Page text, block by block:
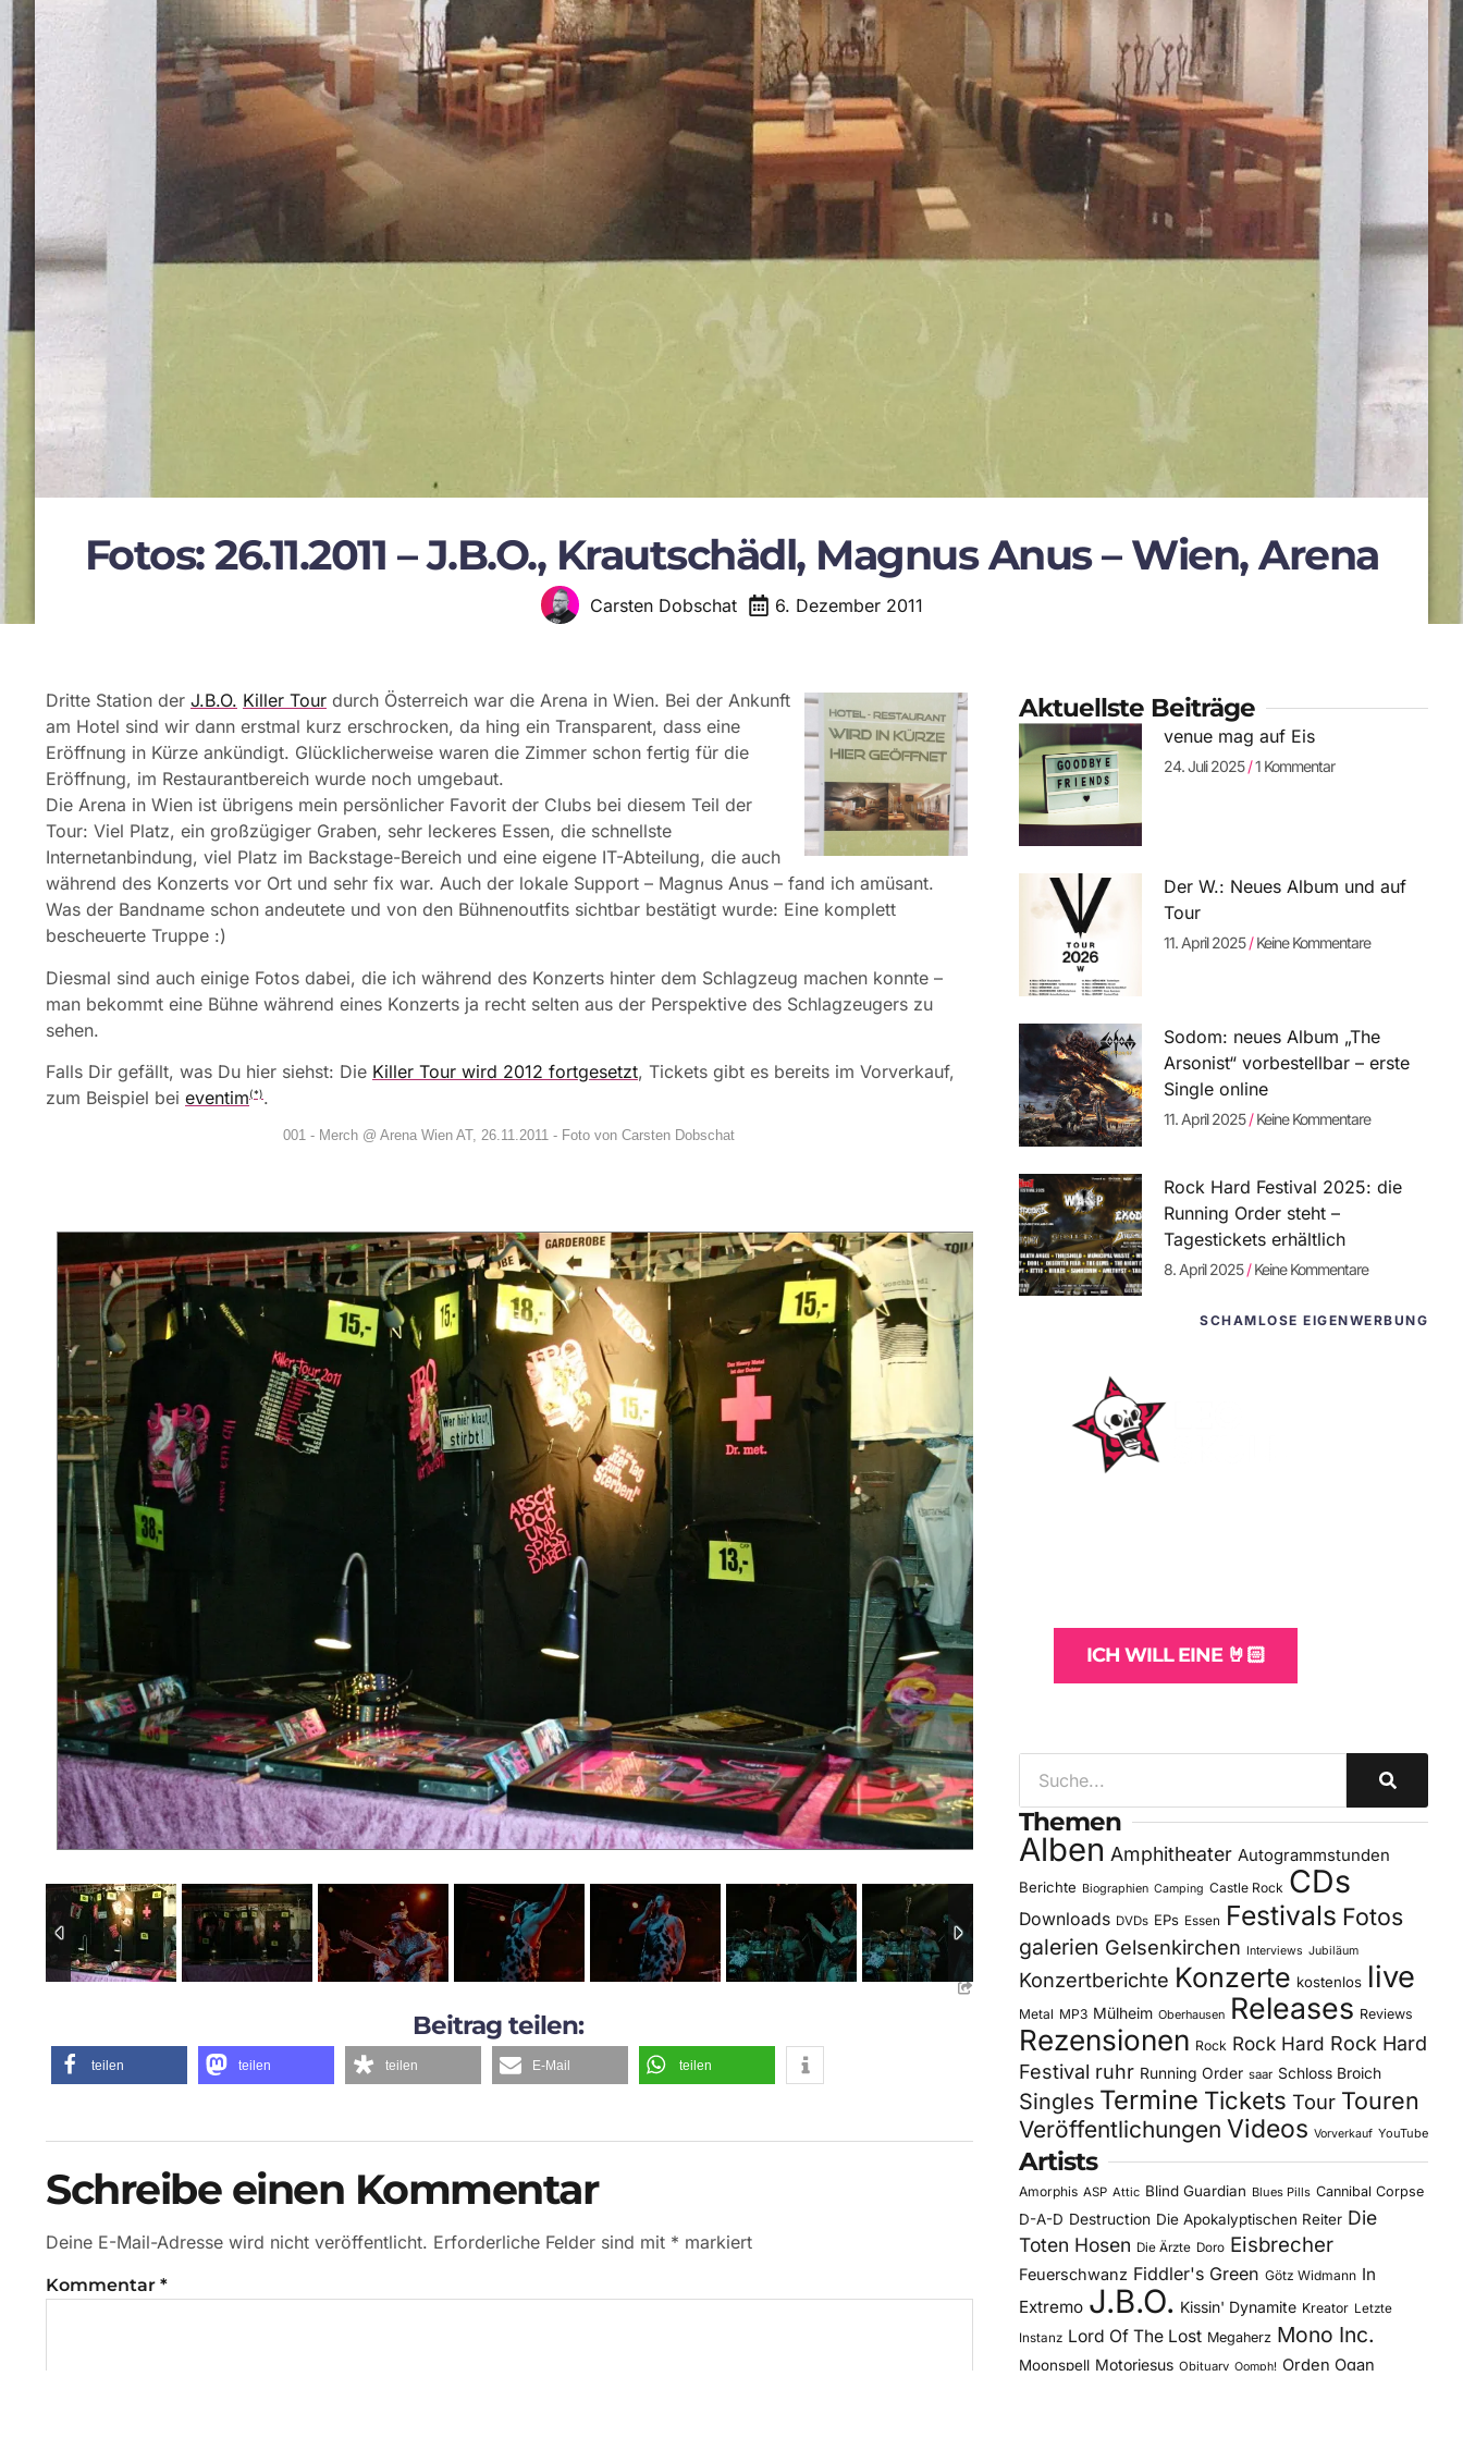
Fotos: 26.11.2011 – J.B.O., Krautschädl, Magnus Anus – Wien, Arena
Carsten Dobschat 6. Dezember 2011
Dritte Station der J.B.O. Killer Tour durch Österreich war die Arena in Wien. Bei der Ankunft
am Hotel sind wir dann erstmal kurz erschrocken, da hing ein Transparent, dass eine
Eröffnung in Kürze ankündigt. Glücklicherweise waren die Zimmer schon fertig für die
Eröffnung, im Restaurantbereich wurde noch umgebaut.
Die Arena in Wien ist übrigens mein persönlicher Favorit der Clubs bei diesem Teil der
Tour: Viel Platz, ein großzügiger Graben, sehr leckeres Essen, die schnellste
Internetanbindung, viel Platz im Backstage-Bereich und eine eigene IT-Abteilung, die auch
während des Konzerts vor Ort und sehr fix war. Auch der lokale Support – Magnus Anus – fand ich amüsant.
Was der Bandname schon andeutete und von den Bühnenoutfits sichtbar bestätigt wurde: Eine komplett
bescheuerte Truppe :)
Diesmal sind auch einige Fotos dabei, die ich während des Konzerts hinter dem Schlagzeug machen konnte –
man bekommt eine Bühne während eines Konzerts ja recht selten aus der Perspektive des Schlagzeugers zu
sehen.
Falls Dir gefällt, was Du hier siehst: Die Killer Tour wird 2012 fortgesetzt, Tickets gibt es bereits im Vorverkauf,
zum Beispiel bei eventim(*).
001 - Merch @ Arena Wien AT, 26.11.2011 - Foto von Carsten Dobschat
Beitrag teilen:
teilen teilen teilen E-Mail teilen
Schreibe einen Kommentar
Deine E-Mail-Adresse wird nicht veröffentlicht. Erforderliche Felder sind mit * markiert
Kommentar *
Aktuellste Beiträge
venue mag auf Eis
24. Juli 2025 1 Kommentar
Der W.: Neues Album und auf
Tour
11. April 2025 Keine Kommentare
Sodom: neues Album „The
Arsonist“ vorbestellbar – erste
Single online
11. April 2025 Keine Kommentare
Rock Hard Festival 2025: die
Running Order steht –
Tagestickets erhältlich
8. April 2025 Keine Kommentare
SCHAMLOSE EIGENWERBUNG
ICH WILL EINE 🤘🏻
Themen
Alben Amphitheater Autogrammstunden
Berichte Biographien Camping Castle Rock CDs
Downloads DVDs EPs Essen Festivals Fotos
galerien Gelsenkirchen Interviews Jubiläum
Konzertberichte Konzerte kostenlos live
Metal MP3 Mülheim Oberhausen Releases Reviews
Rezensionen Rock Rock Hard Rock Hard
Festival ruhr Running Order saar Schloss Broich
Singles Termine Tickets Tour Touren
Veröffentlichungen Videos Vorverkauf YouTube
Artists
Amorphis ASP Attic Blind Guardian Blues Pills Cannibal Corpse
D-A-D Destruction Die Apokalyptischen Reiter Die
Toten Hosen Die Ärzte Doro Eisbrecher
Feuerschwanz Fiddler's Green Götz Widmann In
Extremo J.B.O. Kissin' Dynamite Kreator Letzte
Instanz Lord Of The Lost Megaherz Mono Inc.
Moonspell Motorjesus Obituary Oomph! Orden Ogan